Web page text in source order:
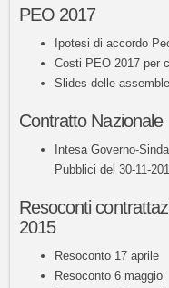
PEO 2017
Ipotesi di accordo
Costi PEO 2017 per
Slides delle
Contratto Nazionale
Intesa Governo-
Pubblici del 30-11-
Resoconti
2015
Resoconto 17 aprile
Resoconto 6 maggio